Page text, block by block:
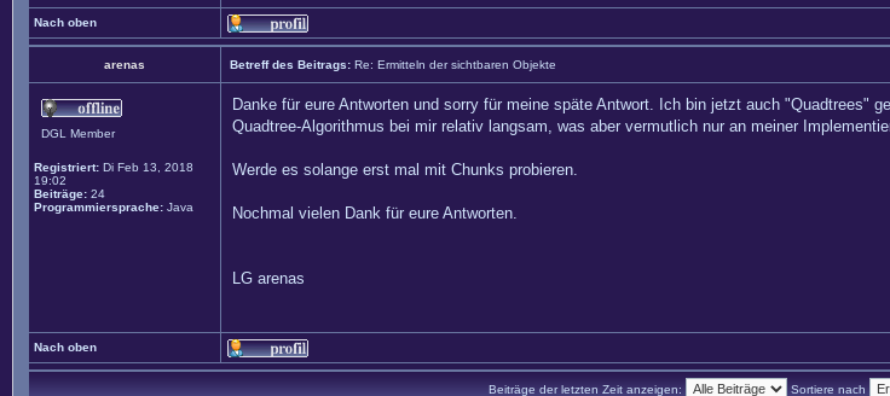
Nach oben
arenas Betreff des Beitrags: Re: Ermitteln der sichtbaren Objekte
DGL Member
Registriert: Di Feb 13, 2018
19:02
Beiträge: 24
Programmiersprache: Java
Danke für eure Antworten und sorry für meine späte Antwort. Ich bin jetzt auch
Quadtree-Algorithmus bei mir relativ langsam, was aber vermutlich nur an meiner
Werde es solange erst mal mit Chunks probieren.
Nochmal vielen Dank für eure Antworten.
LG arenas
Nach oben
Beiträge der letzten Zeit anzeigen: Sortiere nach